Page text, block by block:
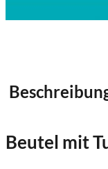
Beutel mit